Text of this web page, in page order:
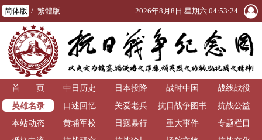
简体版 / 繁體版 2026年8月8日 星期六 04:53:25
首 页 中日历史 日本投降 战时中国
战线战役
英雄名录
口述回忆 关爱老兵
抗日战争图书
馆
抗战公益
本站动态
黄埔军校 日寇暴行 重大事件
专题栏目